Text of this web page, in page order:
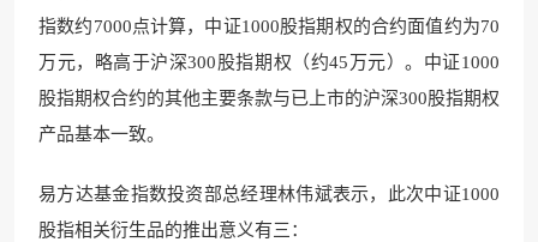
指数约7000点计算，中证1000股指期权的合约面值约为70
万元，略高于沪深300股指期权（约45万元）。中证1000
股指期权合约的其他主要条款与已上市的沪深300股指期权
产品基本一致。
易方达基金指数投资部总经理林伟斌表示，此次中证1000
股指相关衍生品的推出意义有三：